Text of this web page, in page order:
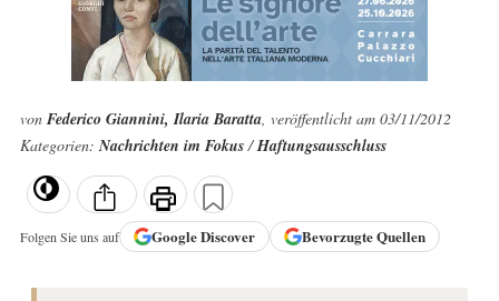
von Federico Giannini, Ilaria Baratta, veröffentlicht am 03/11/2012
Kategorien:Nachrichten im Fokus/Haftungsausschluss
Folgen Sie uns auf GoogleDiscover Bevorzugte Quellen